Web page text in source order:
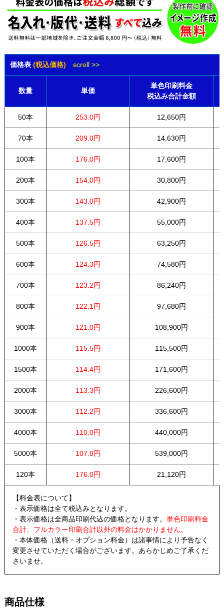
価格表 (税込価格) scroll >>
数量 単価
単色印刷料金
税込み合計金額
50本 253.0円 12,650円
70本 209.0円 14,630円
100本 176.0円 17,600円
200本 154.0円 30,800円
300本 143.0円 42,900円
400本 137.5円 55,000円
500本 126.5円 63,250円
600本 124.3円 74,580円
700本 123.2円 86,240円
800本 122.1円 97,680円
900本 121.0円 108,900円
1000本 115.5円 115,500円
1500本 114.4円 171,600円
2000本 113.3円 226,600円
3000本 112.2円 336,600円
4000本 110.0円 440,000円
5000本 107.8円 539,000円
120本 176.0円 21,120円
【料金表について】
・表示価格は全て税込みとなります。
・表示価格は全商品印刷代込の価格となります。 単色印刷料金
合計、フルカラー印刷合計以外の料金はかかりません。
・本体価格（送料・オプション料金）は諸事情により予告なく
変更させていただく場合がございます。あらかじめご了承くだ
さいませ。
商品仕様